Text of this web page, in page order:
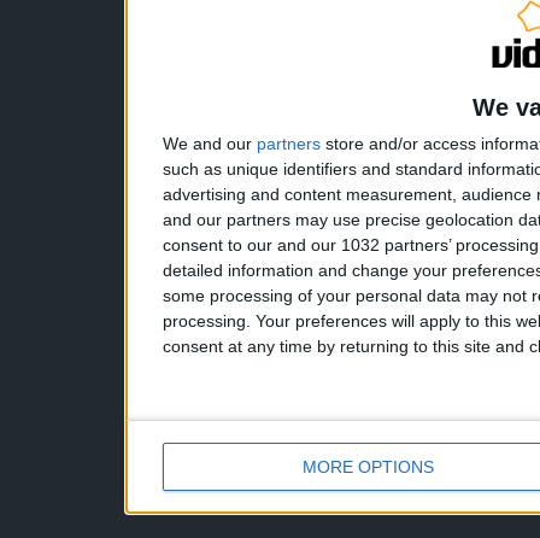
We
We and our partners store and/or access
such as unique identifiers and standard
advertising and content measurement,
and our partners may use precise geolocation
consent to our and our 1032 partners’
detailed information and change your
some processing of your personal data may not
processing. Your preferences will apply to this
consent at any time by returning to this site and
MORE OPTIONS